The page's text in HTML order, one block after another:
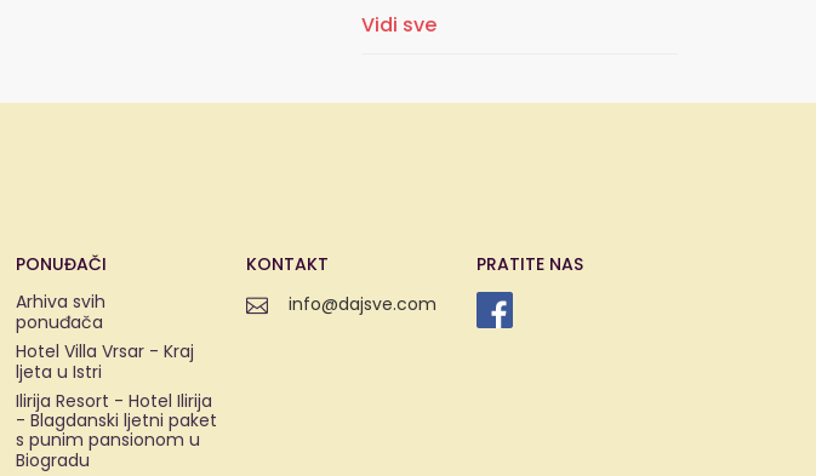
Vidi sve
PONUĐAČI
Arhiva svih
ponuđača
Hotel Villa Vrsar - Kraj
ljeta u Istri
Ilirija Resort - Hotel Ilirija
- Blagdanski ljetni paket
s punim pansionom u
Biogradu
KONTAKT
info@dajsve.com
PRATITE NAS